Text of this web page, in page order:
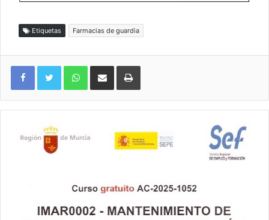
Etiquetas Farmacias de guardia
WhatsAppCompartir por correo electrónicoImprimir